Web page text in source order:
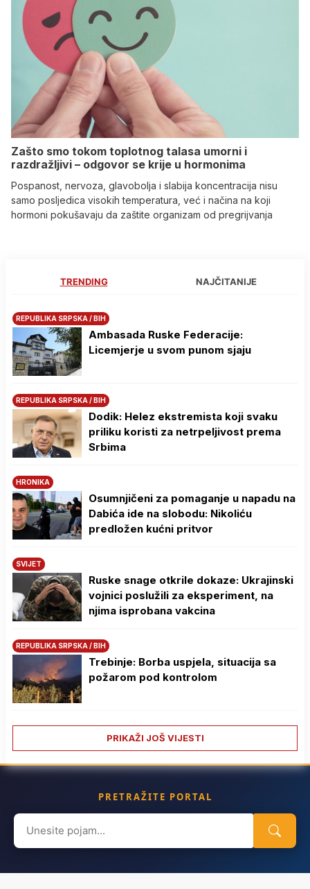
Zašto smo tokom toplotnog talasa umorni i
razdražljivi – odgovor se krije u hormonima
Pospanost, nervoza, glavobolja i slabija koncentracija nisu
samo posljedica visokih temperatura, već i načina na koji
hormoni pokušavaju da zaštite organizam od pregrijvanja
TRENDING NAJČITANIJE
REPUBLIKA SRPSKA / BIH
Ambasada Ruske Federacije:
Licemjerje u svom punom sjaju
REPUBLIKA SRPSKA / BIH
Dodik: Helez ekstremista koji svaku
priliku koristi za netrpeljivost prema
Srbima
HRONIKA
Osumnjičeni za pomaganje u napadu na
Dabića ide na slobodu: Nikoliću
predložen kućni pritvor
SVIJET
Ruske snage otkrile dokaze: Ukrajinski
vojnici poslužili za eksperiment, na
njima isprobana vakcina
REPUBLIKA SRPSKA / BIH
Trebinje: Borba uspjela, situacija sa
požarom pod kontrolom
PRIKAŽI JOŠ VIJESTI
PRETRAŽITE PORTAL
Search
for: